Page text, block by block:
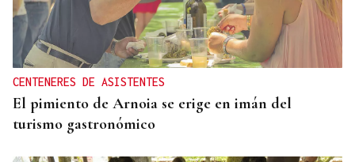
CENTENERES DE ASISTENTES
El pimiento de Arnoia se erige en imán del
turismo gastronómico